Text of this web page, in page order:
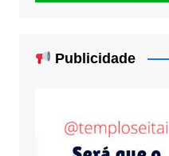
Publicidade